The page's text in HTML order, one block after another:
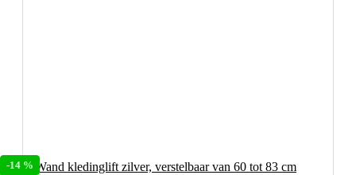
-14 % Wand kledinglift zilver, verstelbaar van 60 tot 83 cm